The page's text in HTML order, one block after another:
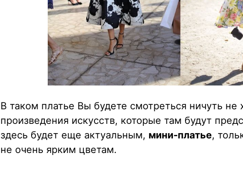
В таком платье Вы будете смотреться ничуть не
произведения искусств, которые там будут
здесь будет еще актуальным, мини-платье,
не очень ярким цветам.